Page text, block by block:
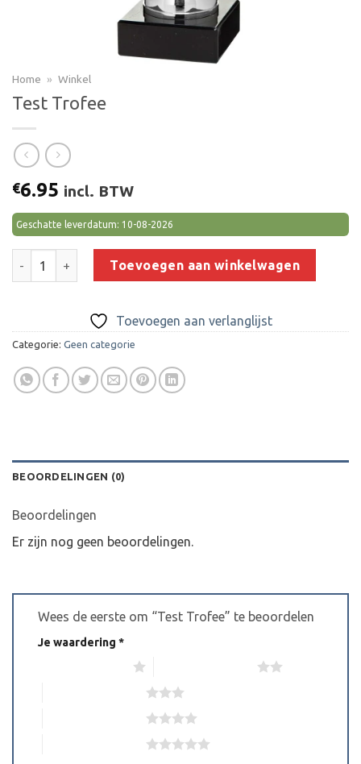
Home » Winkel
Test Trofee
€6.95 incl. BTW
Geschatte leverdatum: 10-08-2026
Test Trofee aantal
Toevoegen aan winkelwagen
Toevoegen aan verlanglijst
Categorie: Geen categorie
BEOORDELINGEN (0)
Beoordelingen
Er zijn nog geen beoordelingen.
Wees de eerste om “Test Trofee” te beoordelen
Je waardering *